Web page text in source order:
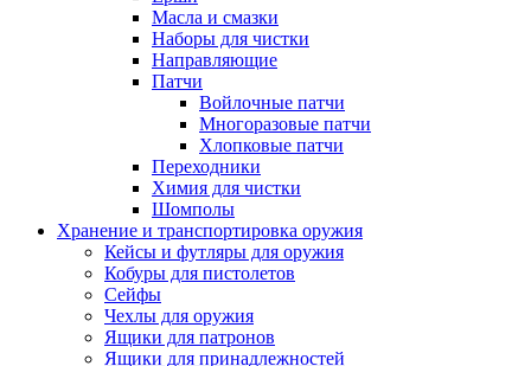
Масла и смазки
Наборы для чистки
Направляющие
Патчи
Войлочные патчи
Многоразовые патчи
Хлопковые патчи
Переходники
Химия для чистки
Шомполы
Хранение и транспортировка оружия
Кейсы и футляры для оружия
Кобуры для пистолетов
Сейфы
Чехлы для оружия
Ящики для патронов
Ящики для принадлежностей